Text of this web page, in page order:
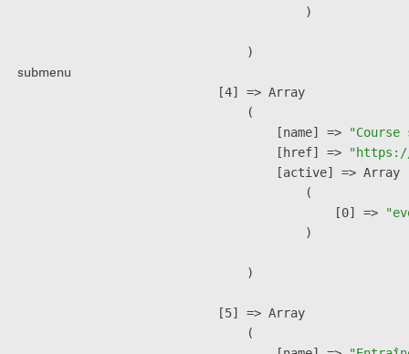
submenu
                )
        )
    [4] => Array
        (
            [name] =>
            [href] =>
            [active] => Array
                (
                    [0] =>
                )
        )
    [5] => Array
        (